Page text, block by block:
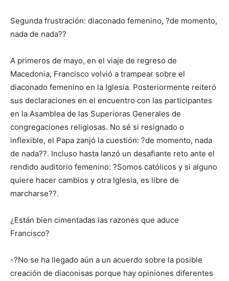
Segunda frustración: diaconado femenino, ?de momento,
nada de nada??
A primeros de mayo, en el viaje de regreso de
Macedonia, Francisco volvió a trampear sobre el
diaconado femenino en la Iglesia. Posteriormente reiteró
sus declaraciones en el encuentro con las participantes
en la Asamblea de las Superioras Generales de
congregaciones religiosas. No sé si resignado o
inflexible, el Papa zanjó la cuestión: ?de momento, nada
de nada??. Incluso hasta lanzó un desafiante reto ante el
rendido auditorio femenino: ?Somos católicos y si alguno
quiere hacer cambios y otra Iglesia, es libre de
marcharse??.
¿Están bien cimentadas las razones que aduce
Francisco?
-?No se ha llegado aún a un acuerdo sobre la posible
creación de diaconisas porque hay opiniones diferentes